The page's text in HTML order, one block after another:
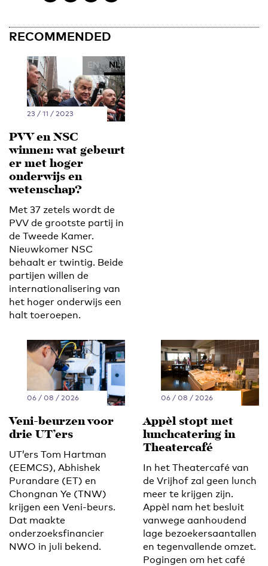
RECOMMENDED
EN NL
23 / 11 / 2023
PVV en NSC
winnen: wat gebeurt
er met hoger
onderwijs en
wetenschap?
Met 37 zetels wordt de
PVV de grootste partij in
de Tweede Kamer.
Nieuwkomer NSC
behaalt er twintig. Beide
partijen willen de
internationalisering van
het hoger onderwijs een
halt toeroepen.
06 / 08 / 2026
Veni-beurzen voor
drie UT’ers
UT’ers Tom Hartman
(EEMCS), Abhishek
Purandare (ET) en
Chongnan Ye (TNW)
krijgen een Veni-beurs.
Dat maakte
onderzoeksfinancier
NWO in juli bekend.
06 / 08 / 2026
Appèl stopt met
lunchcatering in
Theatercafé
In het Theatercafé van
de Vrijhof zal geen lunch
meer te krijgen zijn.
Appèl nam het besluit
vanwege aanhoudend
lage bezoekersaantallen
en tegenvallende omzet.
Pogingen om het café